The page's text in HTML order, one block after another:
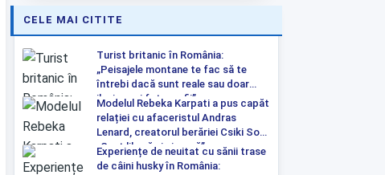
CELE MAI CITITE
Turist britanic în România:
„Peisajele montane te fac să te
întrebi dacă sunt reale sau doar
iluzia unei fotografii”
Modelul Rebeka Karpati a pus capăt
relației cu afaceristul Andras
Lenard, creatorul berăriei Csiki Sor:
„Sunt liberă și singură”
Experiențe de neuitat cu sănii trase
de câini husky în România: